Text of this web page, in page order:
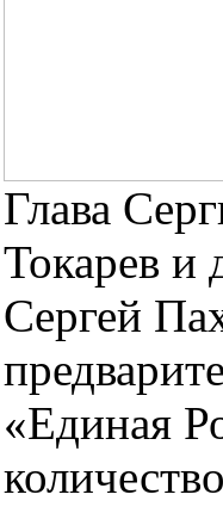
Глава
Токарев и
Сергей
«Единая